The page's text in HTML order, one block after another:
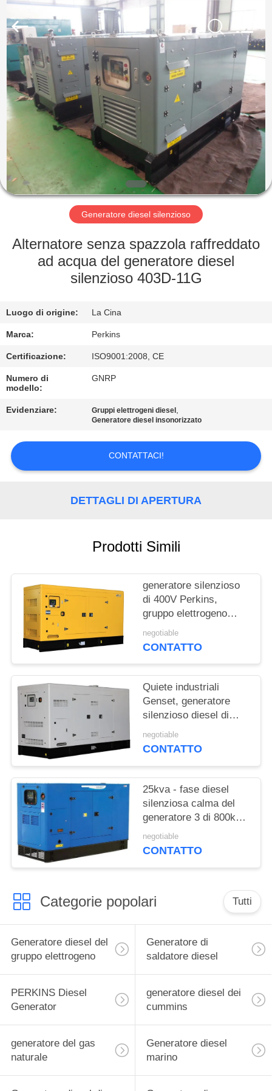
CASA
PRODOTTI
CIRCA
NOI
GIRO
FABBRICA
CONTROLLO
QUALITÀ
CONTATTICI
RICHIEDA
UNA
MAPPA
POLICY
Power
Equipment
Co.,
Ltd..
Rights
Reserved.
Generatore diesel silenzioso
Alternatore senza spazzola raffreddato
ad acqua del generatore diesel
silenzioso 403D-11G
Luogo di origine: La Cina
Marca: Perkins
Certificazione: ISO9001:2008, CE
Numero di
modello:
GNRP
Evidenziare: Gruppi elettrogeni diesel ,
Generatore diesel insonorizzato
CONTATTACI!
DETTAGLI DI APERTURA
Prodotti Simili
generatore silenzioso
di 400V Perkins,
gruppo elettrogeno
elettrico diesel
negotiable
CONTATTO
Quiete industriali
Genset, generatore
silenzioso diesel di
Cummins Engine
negotiable
CONTATTO
25kva - fase diesel
silenziosa calma del
generatore 3 di 800kva
Cummins
negotiable
CONTATTO
Categorie popolari Tutti
Generatore diesel del
gruppo elettrogeno
Generatore di
saldatore diesel
PERKINS Diesel
Generator
generatore diesel dei
cummins
generatore del gas
naturale
Generatore diesel
marino